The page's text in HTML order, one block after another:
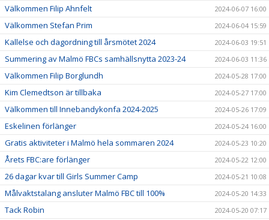
Välkommen Filip Ahnfelt 2024-06-07 16:00
Välkommen Stefan Prim 2024-06-04 15:59
Kallelse och dagordning till årsmötet 2024 2024-06-03 19:51
Summering av Malmö FBCs samhällsnytta 2023-24 2024-06-03 11:36
Välkommen Filip Borglundh 2024-05-28 17:00
Kim Clemedtson är tillbaka 2024-05-27 17:00
Välkommen till Innebandykonfa 2024-2025 2024-05-26 17:09
Eskelinen förlänger 2024-05-24 16:00
Gratis aktiviteter i Malmö hela sommaren 2024 2024-05-23 10:20
Årets FBC:are förlänger 2024-05-22 12:00
26 dagar kvar till Girls Summer Camp 2024-05-21 10:08
Målvaktstalang ansluter Malmö FBC till 100% 2024-05-20 14:33
Tack Robin 2024-05-20 07:17